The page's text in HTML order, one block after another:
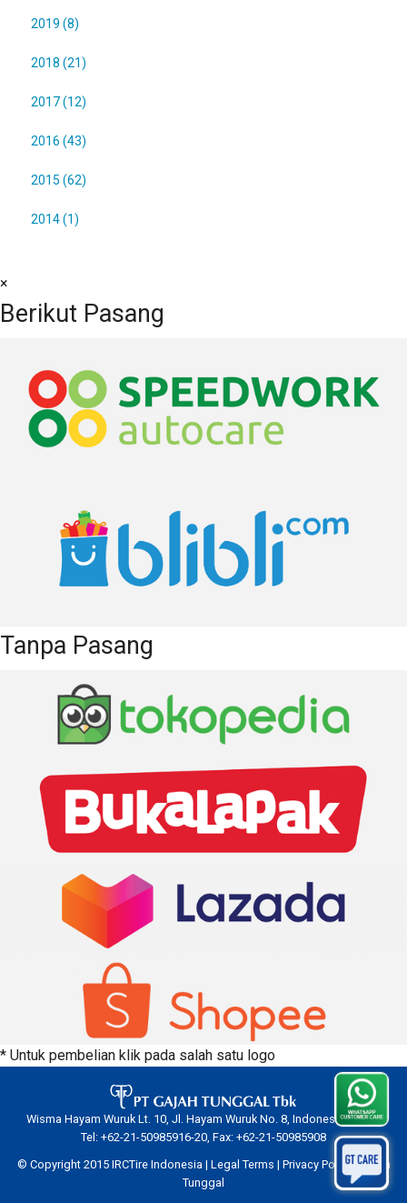
2019 (8)
2018 (21)
2017 (12)
2016 (43)
2015 (62)
2014 (1)
×
Berikut Pasang
Tanpa Pasang
* Untuk pembelian klik pada salah satu logo
Wisma Hayam Wuruk Lt. 10, Jl. Hayam Wuruk No. 8, Indonesia 10120.
Tel: +62-21-50985916-20, Fax: +62-21-50985908
© Copyright 2015 IRCTire Indonesia | Legal Terms | Privacy Policy|Gajah
Tunggal